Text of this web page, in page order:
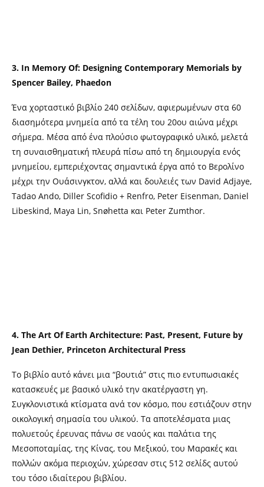
3. In Memory Of: Designing Contemporary Memorials by
Spencer Bailey, Phaedon
Ένα χορταστικό βιβλίο 240 σελίδων, αφιερωμένων στα 60
διασημότερα μνημεία από τα τέλη του 20ου αιώνα μέχρι
σήμερα. Μέσα από ένα πλούσιο φωτογραφικό υλικό, μελετά
τη συναισθηματική πλευρά πίσω από τη δημιουργία ενός
μνημείου, εμπεριέχοντας σημαντικά έργα από το Βερολίνο
μέχρι την Ουάσινγκτον, αλλά και δουλειές των David Adjaye,
Tadao Ando, Diller Scofidio + Renfro, Peter Eisenman, Daniel
Libeskind, Maya Lin, Snøhetta και Peter Zumthor.
4. The Art Of Earth Architecture: Past, Present, Future by
Jean Dethier, Princeton Architectural Press
To βιβλίο αυτό κάνει μια “βουτιά” στις πιο εντυπωσιακές
κατασκευές με βασικό υλικό την ακατέργαστη γη.
Συγκλονιστικά κτίσματα ανά τον κόσμο, που εστιάζουν στην
οικολογική σημασία του υλικού. Τα αποτελέσματα μιας
πολυετούς έρευνας πάνω σε ναούς και παλάτια της
Μεσοποταμίας, της Κίνας, του Μεξικού, του Μαρακές και
πολλών ακόμα περιοχών, χώρεσαν στις 512 σελίδς αυτού
του τόσο ιδιαίτερου βιβλίου.